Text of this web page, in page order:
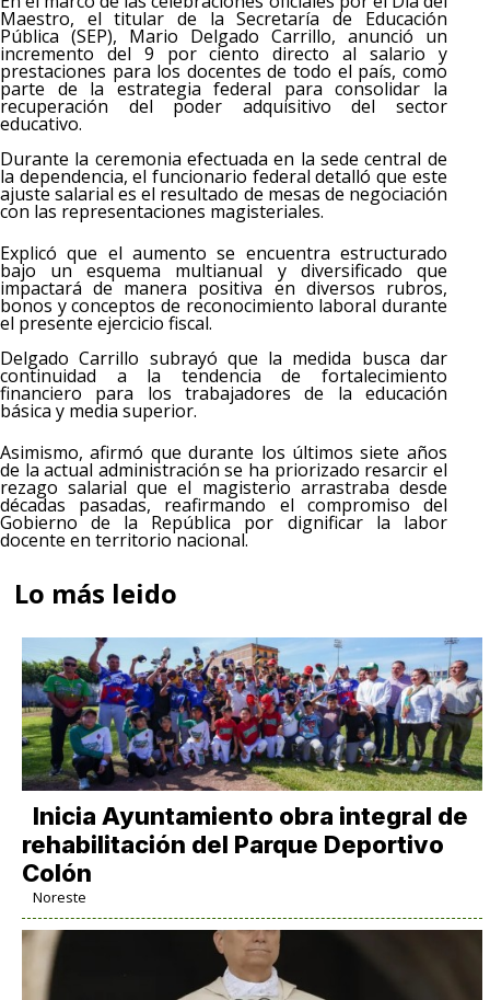
Maestro, el titular de la Secretaría de Educación
Pública (SEP), Mario Delgado Carrillo, anunció un
incremento del 9 por ciento directo al salario y
prestaciones para los docentes de todo el país, como
parte de la estrategia federal para consolidar la
recuperación del poder adquisitivo del sector
educativo.
Durante la ceremonia efectuada en la sede central de
la dependencia, el funcionario federal detalló que este
ajuste salarial es el resultado de mesas de negociación
con las representaciones magisteriales.
Explicó que el aumento se encuentra estructurado
bajo un esquema multianual y diversificado que
impactará de manera positiva en diversos rubros,
bonos y conceptos de reconocimiento laboral durante
el presente ejercicio fiscal.
Delgado Carrillo subrayó que la medida busca dar
continuidad a la tendencia de fortalecimiento
financiero para los trabajadores de la educación
básica y media superior.
Asimismo, afirmó que durante los últimos siete años
de la actual administración se ha priorizado resarcir el
rezago salarial que el magisterio arrastraba desde
décadas pasadas, reafirmando el compromiso del
Gobierno de la República por dignificar la labor
docente en territorio nacional.
Lo más leido
Inicia Ayuntamiento obra integral de
rehabilitación del Parque Deportivo
Colón
Noreste